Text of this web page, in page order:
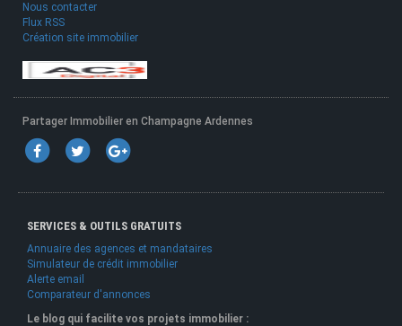
Nous contacter
Flux RSS
Création site immobilier
Partager Immobilier en Champagne Ardennes
SERVICES & OUTILS GRATUITS
Annuaire des agences et mandataires
Simulateur de crédit immobilier
Alerte email
Comparateur d'annonces
Le blog qui facilite vos projets immobilier :